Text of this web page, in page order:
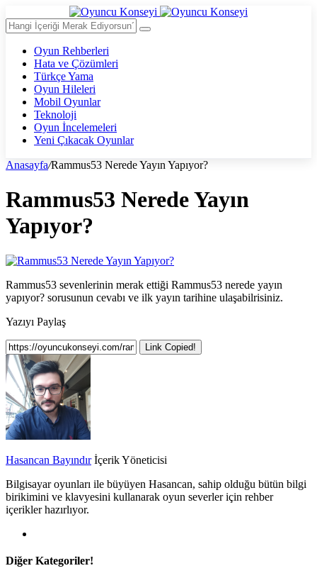
Oyun Rehberleri
Hata ve Çözümleri
Türkçe Yama
Oyun Hileleri
Mobil Oyunlar
Teknoloji
Oyun İncelemeleri
Yeni Çıkacak Oyunlar
Anasayfa/Rammus53 Nerede Yayın Yapıyor?
Rammus53 Nerede Yayın
Yapıyor?
Rammus53 sevenlerinin merak ettiği Rammus53 nerede yayın
yapıyor? sorusunun cevabı ve ilk yayın tarihine ulaşabilrisiniz.
Yazıyı Paylaş
Link Copied!
Hasancan Bayındır İçerik Yöneticisi
Bilgisayar oyunları ile büyüyen Hasancan, sahip olduğu bütün bilgi
birikimini ve klavyesini kullanarak oyun severler için rehber
içerikler hazırlıyor.
Diğer Kategoriler!